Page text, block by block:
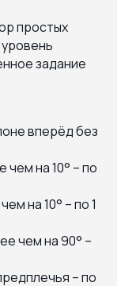
простых
задание
вперёд без
на 10° – по
на 10° – по 1
чем на 90° –
– по